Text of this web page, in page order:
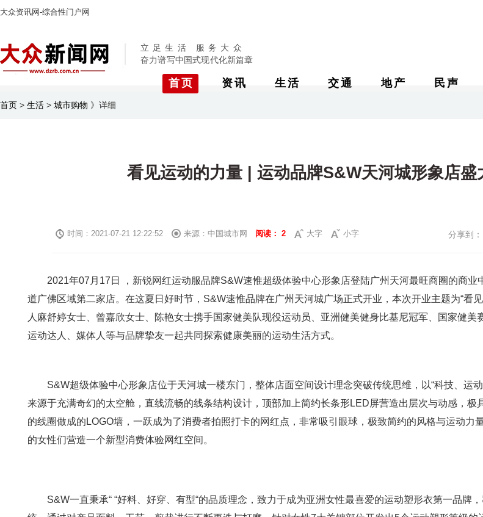
大众资讯网-综合性门户网
立足生活 服务大众
奋力谱写中国式现代化新篇章
首页 资讯 生活 交通 地产 民声
首页 > 生活 > 城市购物 》 详细
看见运动的力量 | 运动品牌S&W天河城形象店盛
时间：2021-07-21 12:22:52 来源：中国城市网 阅读： 2 大字 小字 分享到：
2021年07月17日 ，新锐网红运动服品牌S&W速惟超级体验中心形象店登陆广州天河最旺商圈的商业
道广佛区域第二家店。在这夏日好时节，S&W速惟品牌在广州天河城广场正式开业，本次开业主题为“看
人麻舒婷女士、曾嘉欣女士、陈艳女士携手国家健美队现役运动员、亚洲健美健身比基尼冠军、国家健美
运动达人、媒体人等与品牌挚友一起共同探索健康美丽的运动生活方式。
S&W超级体验中心形象店位于天河城一楼东门，整体店面空间设计理念突破传统思维，以“科技、运
来源于充满奇幻的太空舱，直线流畅的线条结构设计，顶部加上简约长条形LED屏营造出层次与动感，极
的线圈做成的LOGO墙，一跃成为了消费者拍照打卡的网红点，非常吸引眼球，极致简约的风格与运动力
的女性们营造一个新型消费体验网红空间。
S&W一直秉承“ “好料、好穿、有型“的品质理念，致力于成为亚洲女性最喜爱的运动塑形衣第一品牌